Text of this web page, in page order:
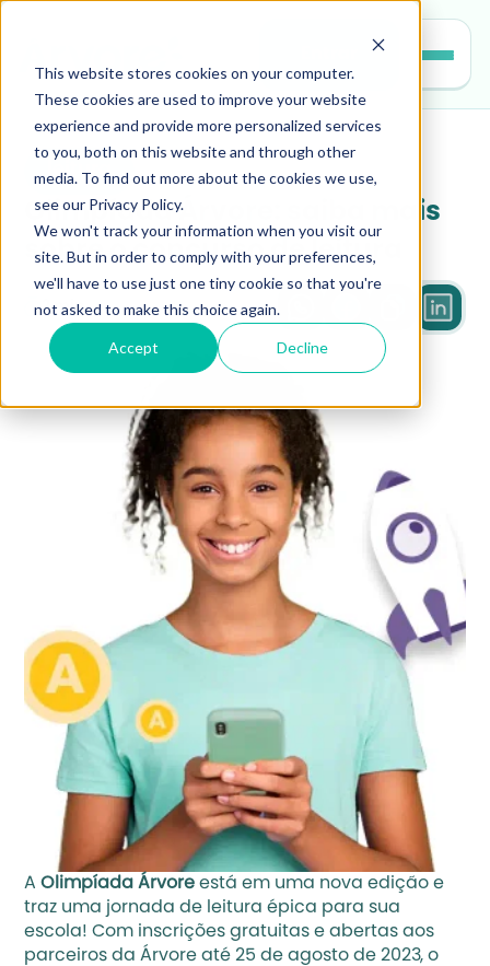
This website stores cookies on your computer.
These cookies are used to improve your website
experience and provide more personalized services
to you, both on this website and through other
media. To find out more about the cookies we use,
see our Privacy Policy.
We won't track your information when you visit our
site. But in order to comply with your preferences,
we'll have to use just one tiny cookie so that you're
not asked to make this choice again.
Accept Decline
leitura
Olimpíada Árvore: saiba mais
sobre o concurso de leitura
2 min
A Olimpíada Árvore está em uma nova edição e
traz uma jornada de leitura épica para sua
escola! Com inscrições gratuitas e abertas aos
parceiros da Árvore até 25 de agosto de 2023, o